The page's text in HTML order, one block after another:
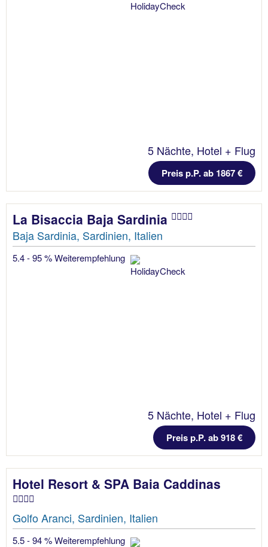
5 Nächte, Hotel + Flug
Preis p.P. ab 1867 €
La Bisaccia Baja Sardinia
Baja Sardinia, Sardinien, Italien
5.4 - 95 % Weiterempfehlung
5 Nächte, Hotel + Flug
Preis p.P. ab 918 €
Hotel Resort & SPA Baia Caddinas
Golfo Aranci, Sardinien, Italien
5.5 - 94 % Weiterempfehlung